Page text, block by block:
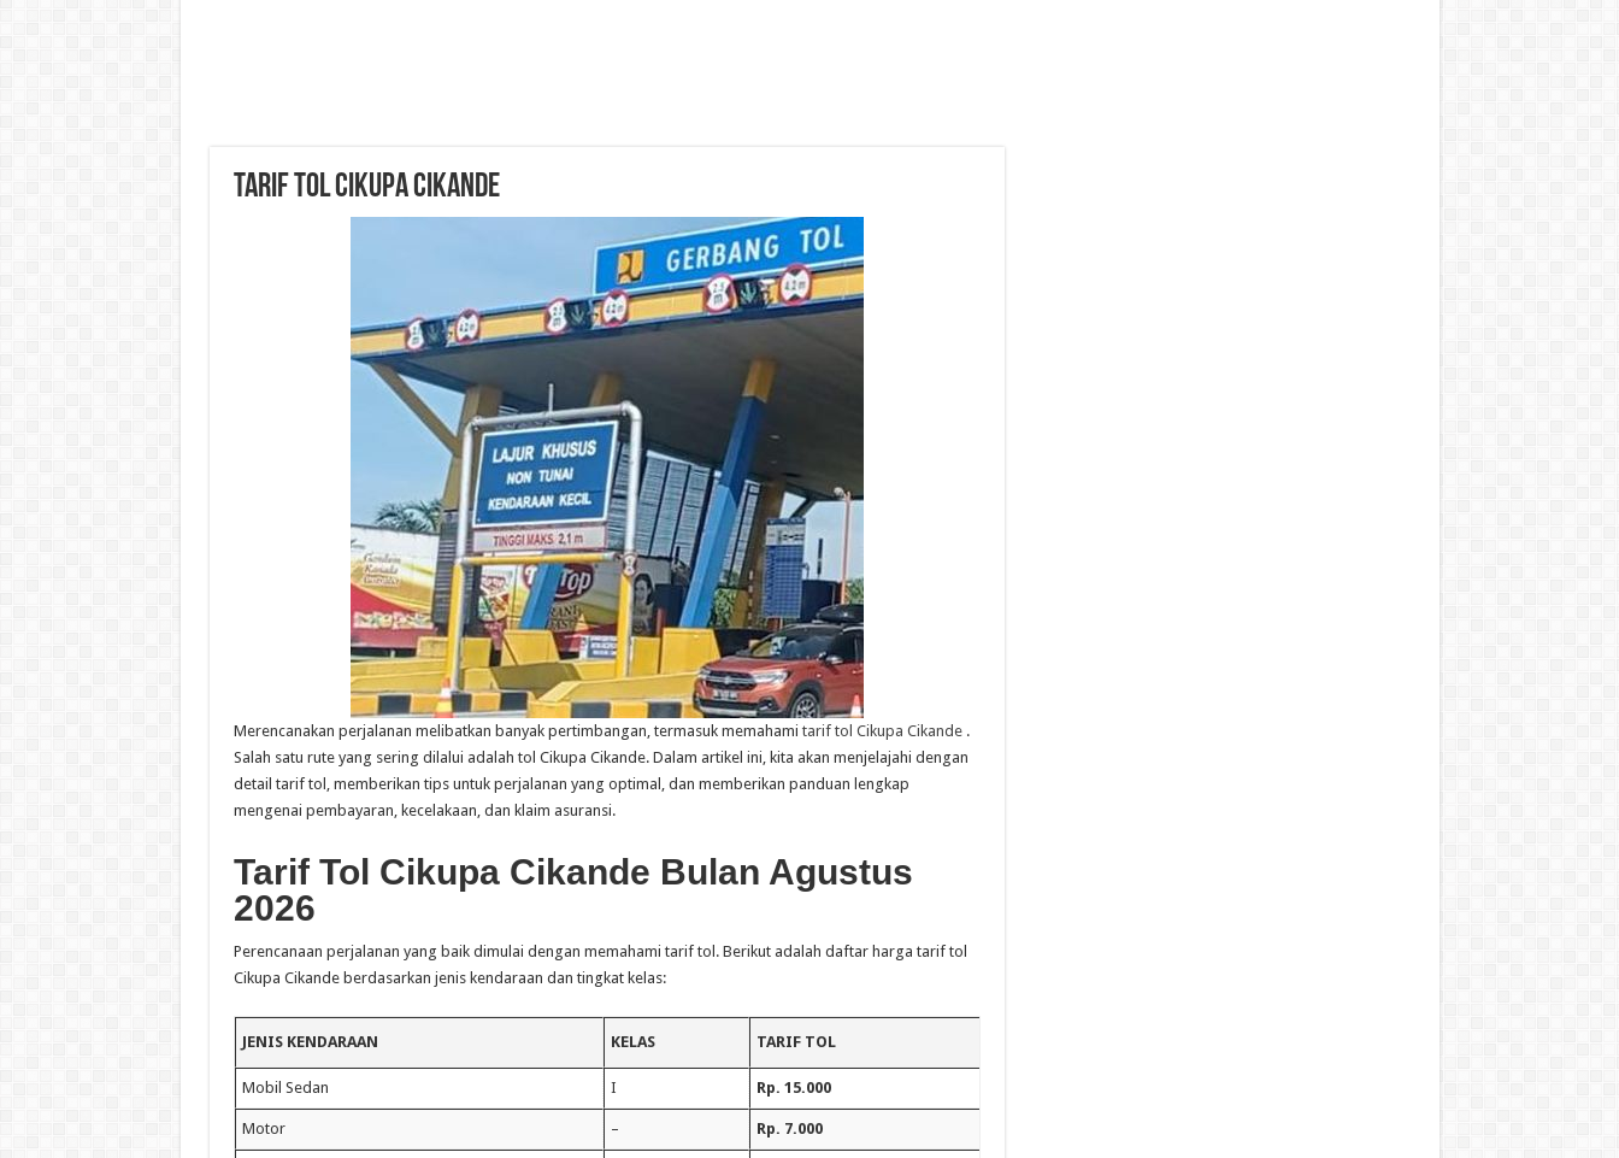
Tarif Tol Cikupa Cikande
Merencanakan perjalanan melibatkan banyak pertimbangan, termasuk memahami tarif tol Cikupa Cikande.
Salah satu rute yang sering dilalui adalah tol Cikupa Cikande. Dalam artikel ini, kita akan menjelajahi dengan
detail tarif tol, memberikan tips untuk perjalanan yang optimal, dan memberikan panduan lengkap
mengenai pembayaran, kecelakaan, dan klaim asuransi.
Tarif Tol Cikupa Cikande Bulan Agustus
2026
Perencanaan perjalanan yang baik dimulai dengan memahami tarif tol. Berikut adalah daftar harga tarif tol
Cikupa Cikande berdasarkan jenis kendaraan dan tingkat kelas:
JENIS KENDARAAN KELAS TARIF TOL
Mobil Sedan I Rp. 15.000
Motor – Rp. 7.000